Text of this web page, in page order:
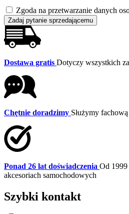
Zgoda na przetwarzanie danych
Zadaj pytanie sprzedającemu
Dostawa gratis Dotyczy wszystkich
Chętnie doradzimy Służymy
Ponad 26 lat doświadczenia Od
akcesoriach samochodowych
Szybki kontakt